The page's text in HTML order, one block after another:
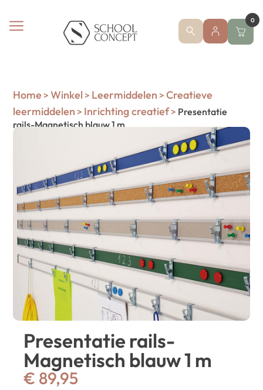
0
Home > Winkel > Leermiddelen > Creatieve
leermiddelen > Inrichting creatief> Presentatie
rails-Magnetisch blauw 1 m
Presentatie rails-
Magnetisch blauw 1 m
€ 89,95